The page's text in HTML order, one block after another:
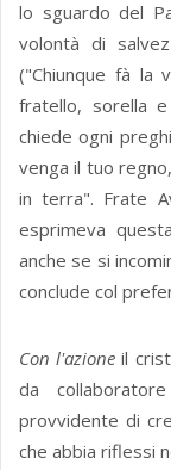
lo sguardo del
volontà di
("Chiunque fà la
fratello, sorella
chiede ogni
venga il tuo
in terra". Frate
esprimeva
anche se si
conclude col
Con l'azioneil
da
provvidente di
che abbia riflessi